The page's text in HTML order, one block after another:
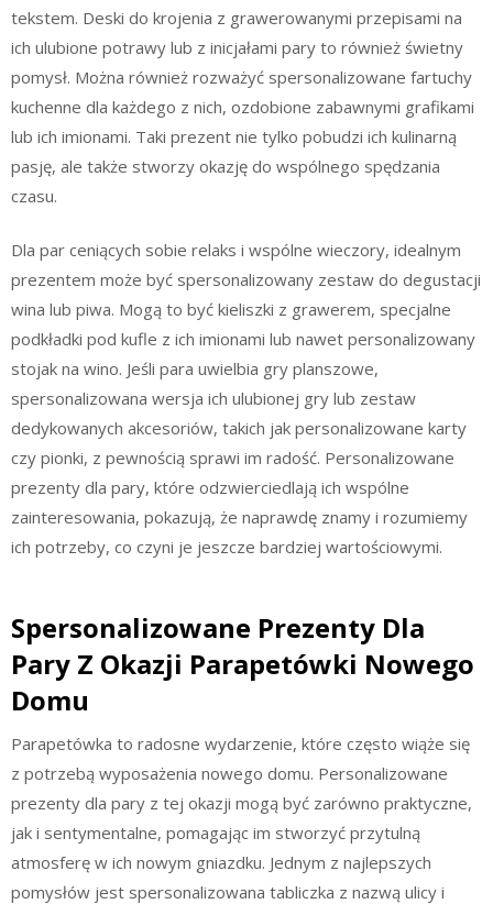
tekstem. Deski do krojenia z grawerowanymi przepisami na
ich ulubione potrawy lub z inicjałami pary to również świetny
pomysł. Można również rozważyć spersonalizowane fartuchy
kuchenne dla każdego z nich, ozdobione zabawnymi grafikami
lub ich imionami. Taki prezent nie tylko pobudzi ich kulinarną
pasję, ale także stworzy okazję do wspólnego spędzania
czasu.
Dla par ceniących sobie relaks i wspólne wieczory, idealnym
prezentem może być spersonalizowany zestaw do degustacji
wina lub piwa. Mogą to być kieliszki z grawerem, specjalne
podkładki pod kufle z ich imionami lub nawet personalizowany
stojak na wino. Jeśli para uwielbia gry planszowe,
spersonalizowana wersja ich ulubionej gry lub zestaw
dedykowanych akcesoriów, takich jak personalizowane karty
czy pionki, z pewnością sprawi im radość. Personalizowane
prezenty dla pary, które odzwierciedlają ich wspólne
zainteresowania, pokazują, że naprawdę znamy i rozumiemy
ich potrzeby, co czyni je jeszcze bardziej wartościowymi.
Spersonalizowane Prezenty Dla
Pary Z Okazji Parapetówki Nowego
Domu
Parapetówka to radosne wydarzenie, które często wiąże się
z potrzebą wyposażenia nowego domu. Personalizowane
prezenty dla pary z tej okazji mogą być zarówno praktyczne,
jak i sentymentalne, pomagając im stworzyć przytulną
atmosferę w ich nowym gniazdku. Jednym z najlepszych
pomysłów jest spersonalizowana tabliczka z nazwą ulicy i